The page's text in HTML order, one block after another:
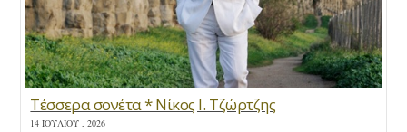
Τέσσερα σονέτα * Νίκος Ι. Τζώρτζης
14 ΙΟΥΛΊΟΥ , 2026